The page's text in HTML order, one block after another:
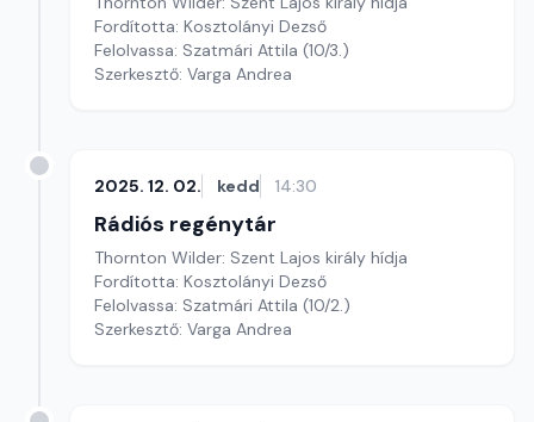
Fordította: Kosztolányi Dezső
Felolvassa: Szatmári Attila (10/3.)
Szerkesztő: Varga Andrea
2025. 12. 02. kedd 14:30
Rádiós regénytár
Thornton Wilder: Szent Lajos király hídja
Fordította: Kosztolányi Dezső
Felolvassa: Szatmári Attila (10/2.)
Szerkesztő: Varga Andrea